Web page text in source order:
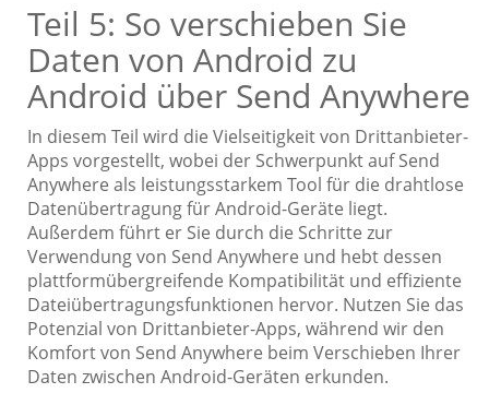
Teil 5: So verschieben Sie
Daten von Android zu
Android über Send Anywhere
In diesem Teil wird die Vielseitigkeit von Drittanbieter-
Apps vorgestellt, wobei der Schwerpunkt auf Send
Anywhere als leistungsstarkem Tool für die drahtlose
Datenübertragung für Android-Geräte liegt.
Außerdem führt er Sie durch die Schritte zur
Verwendung von Send Anywhere und hebt dessen
plattformübergreifende Kompatibilität und effiziente
Dateiübertragungsfunktionen hervor. Nutzen Sie das
Potenzial von Drittanbieter-Apps, während wir den
Komfort von Send Anywhere beim Verschieben Ihrer
Daten zwischen Android-Geräten erkunden.